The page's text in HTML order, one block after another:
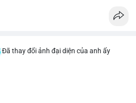
Đã thay đổi ảnh đại diện của anh ấy